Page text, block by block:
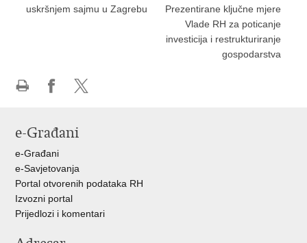
uskršnjem sajmu u Zagrebu
Prezentirane ključne mjere
Vlade RH za poticanje
investicija i restrukturiranje
gospodarstva
Facebooku
X-
e-Građani
e-Građani
e-Savjetovanja
Portal otvorenih podataka RH
Izvozni portal
Prijedlozi i komentari